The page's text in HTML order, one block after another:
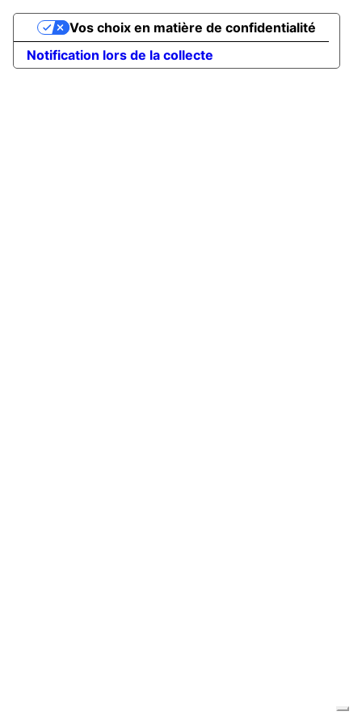
Notification lors de la collecte
Vos choix en matière de confidentialité